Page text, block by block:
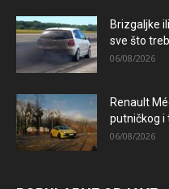
Brizgaljke
sve što
06/08/2026
Renault
putničkog i
06/08/2026